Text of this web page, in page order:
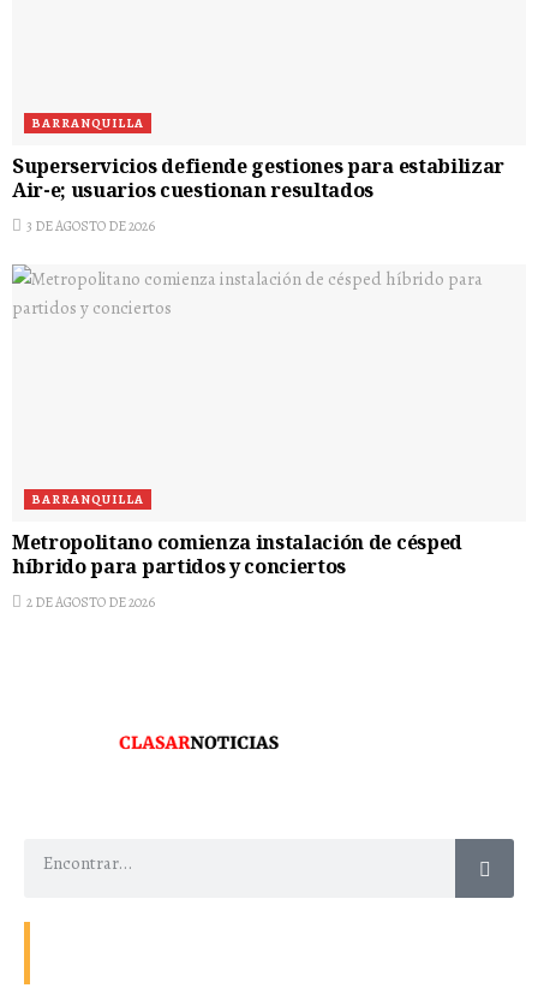
BARRANQUILLA
Superservicios defiende gestiones para estabilizar
Air-e; usuarios cuestionan resultados
3 DE AGOSTO DE 2026
BARRANQUILLA
Metropolitano comienza instalación de césped
híbrido para partidos y conciertos
2 DE AGOSTO DE 2026